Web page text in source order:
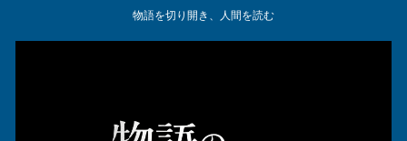
物語を切り開き、人間を読む